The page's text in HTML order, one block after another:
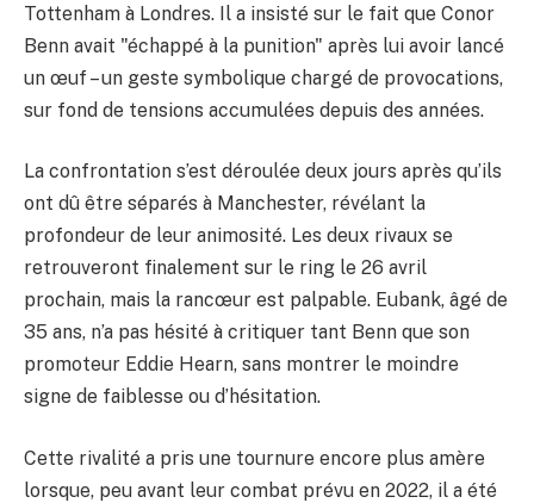
Tottenham à Londres. Il a insisté sur le fait que Conor
Benn avait "échappé à la punition" après lui avoir lancé
un œuf – un geste symbolique chargé de provocations,
sur fond de tensions accumulées depuis des années.
La confrontation s’est déroulée deux jours après qu’ils
ont dû être séparés à Manchester, révélant la
profondeur de leur animosité. Les deux rivaux se
retrouveront finalement sur le ring le 26 avril
prochain, mais la rancœur est palpable. Eubank, âgé de
35 ans, n’a pas hésité à critiquer tant Benn que son
promoteur Eddie Hearn, sans montrer le moindre
signe de faiblesse ou d’hésitation.
Cette rivalité a pris une tournure encore plus amère
lorsque, peu avant leur combat prévu en 2022, il a été